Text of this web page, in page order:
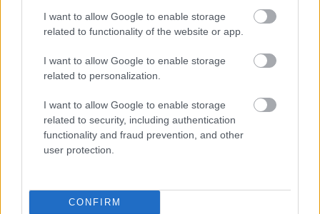
I want to allow Google to enable storage
related to functionality of the website or app.
I want to allow Google to enable storage
related to personalization.
I want to allow Google to enable storage
related to security, including authentication
functionality and fraud prevention, and other
user protection.
CONFIRM
Παράλληλα, παρουσιάστηκε η πρόοδος της
αναθεώρησης του Προσκοπικού Προγράμματος,
Προγράμματος τον Σεπτέμβριο του 2026, ώστε
να ανταποκρίνεται στις σύγχρονες ανάγκες των
νέων και στις κοινωνικές προκλήσεις της